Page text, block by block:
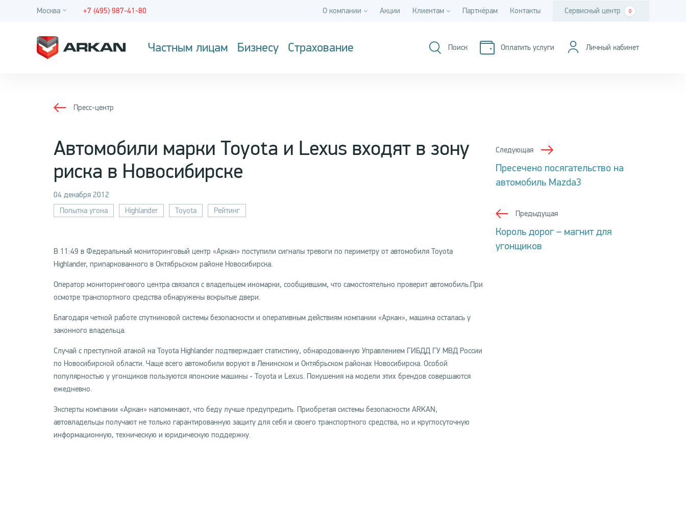
Москва +7 (495) 987-41-80 О компании Акции Клиентам Партнёрам Контакты Сервисный центр 0
Частным лицам Бизнесу Страхование Поиск Оплатить услуги Личный кабинет
Пресс-центр
Автомобили марки Toyota и Lexus входят в зону
риска в Новосибирске
04 декабря 2012
Попытка угона
Highlander Toyota Рейтинг
В 11:49 в Федеральный мониторинговый центр «Аркан» поступили сигналы тревоги по периметру от автомобиля Toyota
Highlander, припаркованного в Октябрьском районе Новосибирска.
Оператор мониторингового центра связался с владельцем иномарки, сообщившим, что самостоятельно проверит автомобиль.При
осмотре транспортного средства обнаружены вскрытые двери.
Благодаря четкой работе спутниковой системы безопасности и оперативным действиям компании «Аркан», машина осталась у
законного владельца.
Случай с преступной атакой на Toyota Highlander подтверждает статистику, обнародованную Управлением ГИБДД ГУ МВД России
по Новосибирской области. Чаще всего автомобили воруют в Ленинском и Октябрьском районах Новосибирска. Особой
популярностью у угонщиков пользуются японские машины - Toyota и Lexus. Покушения на модели этих брендов совершаются
ежедневно.
Эксперты компании «Аркан» напоминают, что беду лучше предупредить. Приобретая системы безопасности ARKAN,
автовладельцы получают не только гарантированную защиту для себя и своего транспортного средства, но и круглосуточную
информационную, техническую и юридическую поддержку.
Следующая
Пресечено посягательство на
автомобиль Mazda3
Предыдущая
Король дорог – магнит для
угонщиков